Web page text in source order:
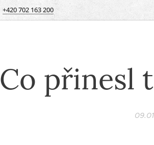
+420 702 163 200
Co přinesl